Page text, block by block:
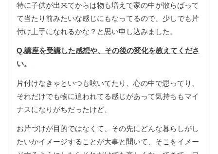
特に子供が出来てからは物も増えて家の中が散らばって
て当たり前みたいな感じにもなってるので、少しでも片
付け上手になれるかな？と思い申し込みました。
Q.講座を受講した感想や、その後の変化を教えてくださ
い。
片付けなきゃといつも呟いてたり、心の中で思ってり、
それだけでも物に追われてる感じがあって気持ちもマイ
ナスになりがちだったけど、
お片づけが目的ではなくて、その先にどんな暮らしがし
たいかイメージすることが大事と聞いて、そこをイメー